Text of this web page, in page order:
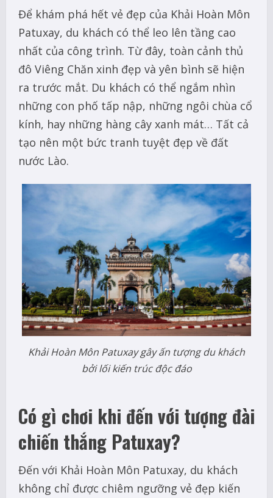
Để khám phá hết vẻ đẹp của Khải Hoàn Môn
Patuxay, du khách có thể leo lên tầng cao
nhất của công trình. Từ đây, toàn cảnh thủ
đô Viêng Chăn xinh đẹp và yên bình sẽ hiện
ra trước mắt. Du khách có thể ngắm nhìn
những con phố tấp nập, những ngôi chùa cổ
kính, hay những hàng cây xanh mát… Tất cả
tạo nên một bức tranh tuyệt đẹp về đất
nước Lào.
Khải Hoàn Môn Patuxay gây ấn tượng du khách
bởi lối kiến trúc độc đáo
Có gì chơi khi đến với tượng đài
chiến thắng Patuxay?
Đến với Khải Hoàn Môn Patuxay, du khách
không chỉ được chiêm ngưỡng vẻ đẹp kiến